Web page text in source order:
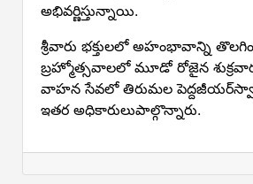
అభివర్ణిస్తున్నాయి.
శ్రీవారు భక్తులలో అహంభావాన్ని
బ్రహ్మోత్సవాలలో మూడో రోజైన
వాహన సేవలో తిరుమల
ఇత‌ర అధికారులుపాల్గొన్నారు.